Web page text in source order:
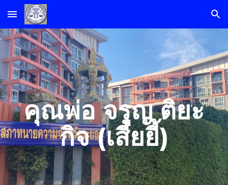
Skip to main content Skip to navigation
คุณพ่อ จรูญ ติยะ
กิจ (เสี่ยยี้)